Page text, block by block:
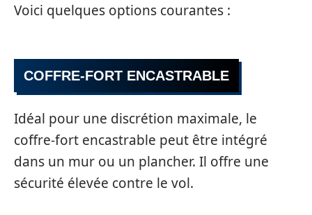
Voici quelques options courantes :
COFFRE-FORT ENCASTRABLE
Idéal pour une discrétion maximale, le
coffre-fort encastrable peut être intégré
dans un mur ou un plancher. Il offre une
sécurité élevée contre le vol.